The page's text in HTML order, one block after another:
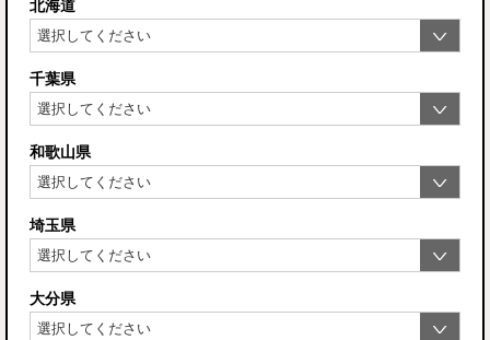
北海道
千葉県
和歌山県
埼玉県
大分県